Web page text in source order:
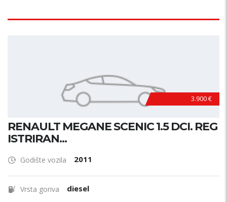
Pogon?
Oblik karoserije?
Novo/rabljeno
3.900 €
RENAULT MEGANE SCENIC 1.5 DCI. REG
ISTRIRAN...
Godište vozila 2011
Vrsta goriva diesel